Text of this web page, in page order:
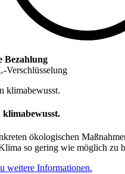
Bezahlung
Verschlüsselung
ökologischen
so gering wie möglich zu
weitere Informationen.